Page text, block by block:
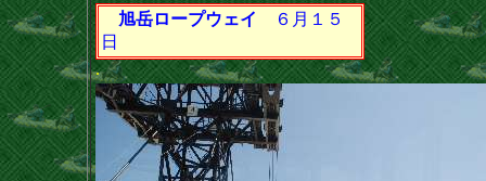
旭岳ロープウェイ
６月１５
日
.